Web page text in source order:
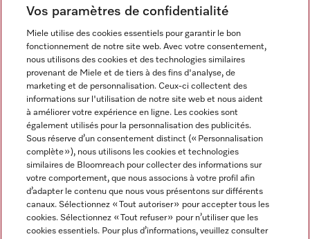
Newsletter
Mentions légales
CGV
Miele sur Instagram
Miele sur Facebook
Miele sur Youtube
Vos paramètres de confidentialité
Miele utilise des cookies essentiels pour garantir le bon
fonctionnement de notre site web. Avec votre consentement,
nous utilisons des cookies et des technologies similaires
provenant de Miele et de tiers à des fins d'analyse, de
marketing et de personnalisation. Ceux-ci collectent des
informations sur l'utilisation de notre site web et nous aident
à améliorer votre expérience en ligne. Les cookies sont
également utilisés pour la personnalisation des publicités.
Sous réserve d’un consentement distinct (« Personnalisation
complète »), nous utilisons les cookies et technologies
similaires de Bloomreach pour collecter des informations sur
votre comportement, que nous associons à votre profil afin
d’adapter le contenu que nous vous présentons sur différents
canaux. Sélectionnez « Tout autoriser » pour accepter tous les
cookies. Sélectionnez « Tout refuser » pour n’utiliser que les
cookies essentiels. Pour plus d’informations, veuillez consulter